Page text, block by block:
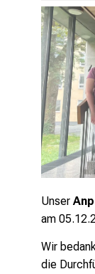
Unser
am
Wir
die